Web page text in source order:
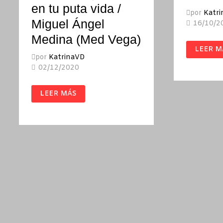
en tu puta vida /
Miguel Ángel
Medina (Med Vega)
por KatrinaVD
02/12/2020
NO
VAS
A
TU
LEER MÁS
por
16/10/
EL
KOALA
COOK
LEER